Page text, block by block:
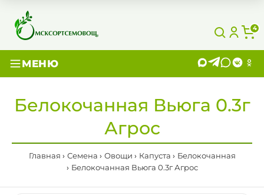
4
МЕНЮ
Белокочанная Вьюга 0.3г
Агрос
Главная Семена Овощи Капуста
Белокочанная
Белокочанная Вьюга 0.3г Агрос